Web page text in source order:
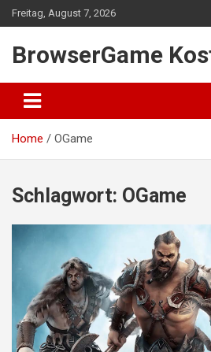
Skip
to
Freitag, August 7, 2026
BrowserGame
Home OGame
Schlagwort: OGame